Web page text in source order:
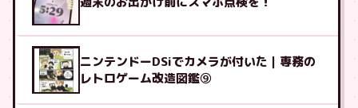
ニンテンドーDSiでカメラが付いた｜専務の
レトロゲーム改造図鑑⑨